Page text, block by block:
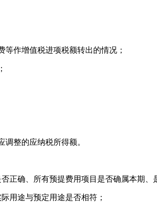
作增值税进项税额转出的情况；
整的应纳税所得额。
正确、所有预提费用项目是否确属本期、
用途与预定用途是否相符；